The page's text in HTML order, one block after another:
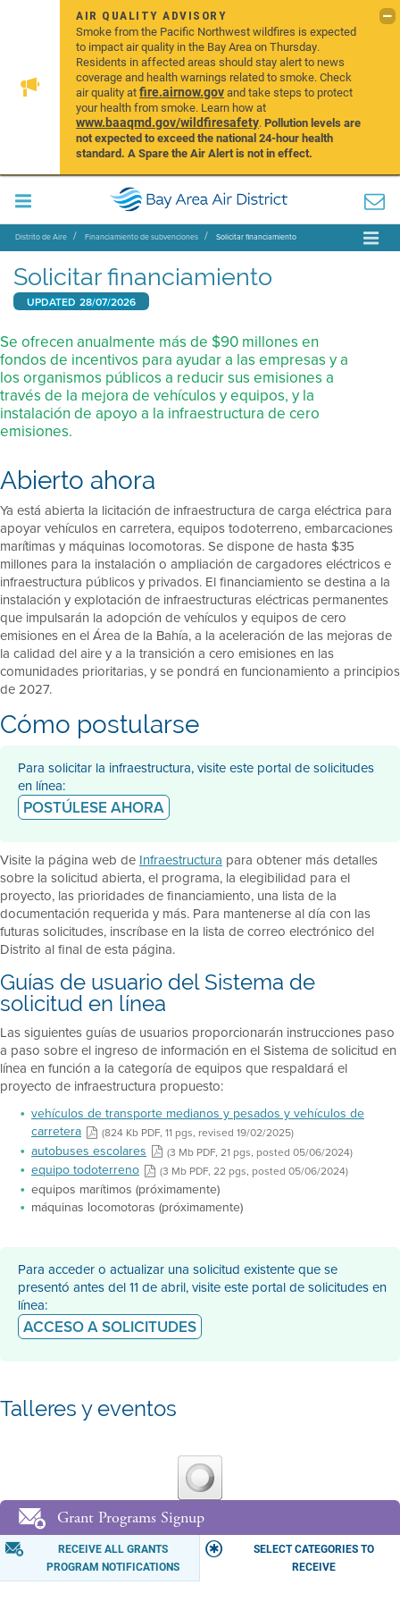
AIR QUALITY ADVISORY
Smoke from the Pacific Northwest wildfires is expected
to impact air quality in the Bay Area on Thursday.
Residents in affected areas should stay alert to news
coverage and health warnings related to smoke. Check
air quality atfire.airnow.govand take steps to protect
your health from smoke. Learn how at
www.baaqmd.gov/wildfiresafety.Pollution levels are
not expected to exceed the national 24-hour health
standard. A Spare the Air Alert is not in effect.
Distrito de Aire Financiamiento de subvenciones Solicitar financiamiento
Solicitar financiamiento
UPDATED 28/07/2026
Se ofrecen anualmente más de $90 millones en
fondos de incentivos para ayudar a las empresas y a
los organismos públicos a reducir sus emisiones a
través de la mejora de vehículos y equipos, y la
instalación de apoyo a la infraestructura de cero
emisiones.
Abierto ahora
Ya está abierta la licitación de infraestructura de carga eléctrica para
apoyar vehículos en carretera, equipos todoterreno, embarcaciones
marítimas y máquinas locomotoras. Se dispone de hasta $35
millones para la instalación o ampliación de cargadores eléctricos e
infraestructura públicos y privados. El financiamiento se destina a la
instalación y explotación de infraestructuras eléctricas permanentes
que impulsarán la adopción de vehículos y equipos de cero
emisiones en el Área de la Bahía, a la aceleración de las mejoras de
la calidad del aire y a la transición a cero emisiones en las
comunidades prioritarias, y se pondrá en funcionamiento a principios
de 2027.
Cómo postularse
Para solicitar la infraestructura, visite este portal de solicitudes
en línea:
POSTÚLESE AHORA
Visite la página web de Infraestructura para obtener más detalles
sobre la solicitud abierta, el programa, la elegibilidad para el
proyecto, las prioridades de financiamiento, una lista de la
documentación requerida y más. Para mantenerse al día con las
futuras solicitudes, inscríbase en la lista de correo electrónico del
Distrito al final de esta página.
Guías de usuario del Sistema de
solicitud en línea
Las siguientes guías de usuarios proporcionarán instrucciones paso
a paso sobre el ingreso de información en el Sistema de solicitud en
línea en función a la categoría de equipos que respaldará el
proyecto de infraestructura propuesto:
vehículos de transporte medianos y pesados y vehículos de
carretera
(824 Kb PDF, 11 pgs, revised 19/02/2025)
autobuses escolares (3 Mb PDF, 21 pgs, posted 05/06/2024)
equipo todoterreno (3 Mb PDF, 22 pgs, posted 05/06/2024)
equipos marítimos (próximamente)
máquinas locomotoras (próximamente)
Para acceder o actualizar una solicitud existente que se
presentó antes del 11 de abril, visite este portal de solicitudes en
línea:
ACCESO A SOLICITUDES
Talleres y eventos
Grant Programs Signup
RECEIVE ALL GRANTS
PROGRAM NOTIFICATIONS
SELECT CATEGORIES TO
RECEIVE